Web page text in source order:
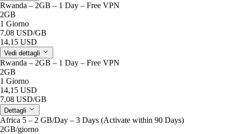
Rwanda – 2GB – 1 Day – Free VPN
2GB
1 Giorno
7,08 USD/GB
14,15 USD
Vedi dettagli
Rwanda – 2GB – 1 Day – Free VPN
2GB
1 Giorno
14,15 USD
7,08 USD/GB
Dettagli
Africa 5 – 2 GB/Day – 3 Days (Activate within 90 Days)
2GB/giorno